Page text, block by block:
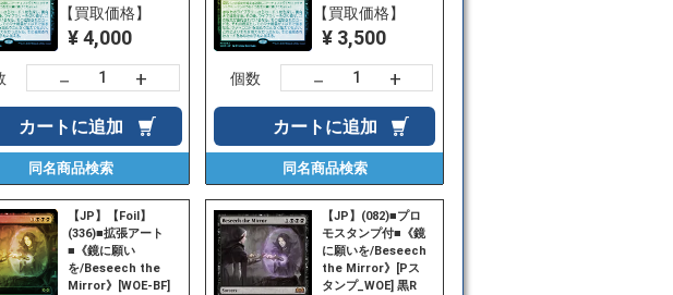
【買取価格】
¥ 4,000
－ +
カートに追加
同名商品検索
PRE] 黒R
【買取価格】
¥ 3,500
個数 － +
カートに追加
同名商品検索
【JP】【Foil】
(336)■拡張アート
■《鏡に願い
を/Beseech the
Mirror》[WOE-BF]
【JP】(082)■プロ
モスタンプ付■《鏡
に願いを/Beseech
the Mirror》[Pス
タンプ_WOE] 黒R